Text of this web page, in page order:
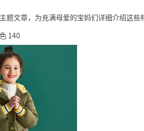
文章，为充满母爱的宝妈们详细介绍这些
140